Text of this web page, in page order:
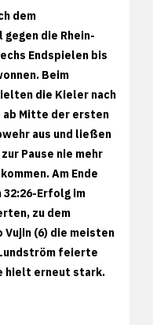
dem
die Rhein-
Endspielen bis
Beim
die Kieler nach
ab Mitte der ersten
aus und ließen
Pause nie mehr
Am Ende
Erfolg im
zu dem
Vujin (6) die meisten
feierte
hielt erneut stark.